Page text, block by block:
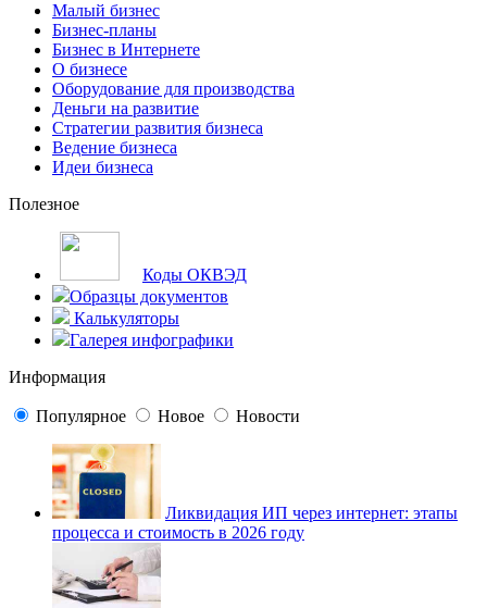
Малый бизнес
Бизнес-планы
Бизнес в Интернете
О бизнесе
Оборудование для производства
Деньги на развитие
Стратегии развития бизнеса
Ведение бизнеса
Идеи бизнеса
Полезное
Коды ОКВЭД
Образцы документов
Калькуляторы
Галерея инфографики
Информация
Популярное Новое Новости
Ликвидация ИП через интернет: этапы
процесса и стоимость в 2026 году